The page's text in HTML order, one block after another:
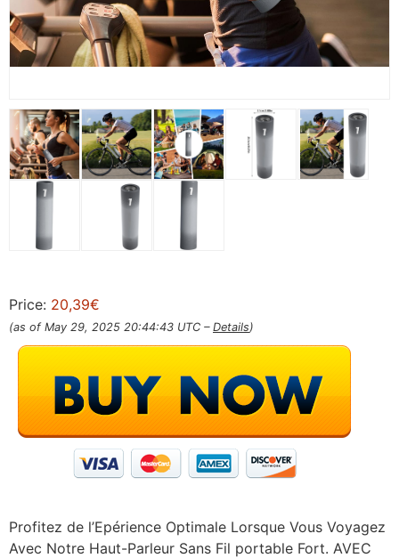
Price: 20,39€
(as of May 29, 2025 20:44:43 UTC – Details)
Profitez de l’Epérience Optimale Lorsque Vous Voyagez
Avec Notre Haut-Parleur Sans Fil portable Fort. AVEC